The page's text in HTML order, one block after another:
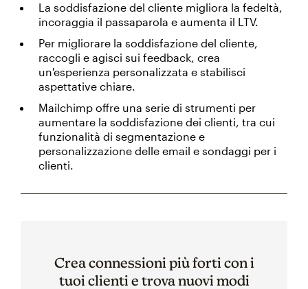
La soddisfazione del cliente migliora la fedeltà,
incoraggia il passaparola e aumenta il LTV.
Per migliorare la soddisfazione del cliente,
raccogli e agisci sui feedback, crea
un'esperienza personalizzata e stabilisci
aspettative chiare.
Mailchimp offre una serie di strumenti per
aumentare la soddisfazione dei clienti, tra cui
funzionalità di segmentazione e
personalizzazione delle email e sondaggi per i
clienti.
Crea connessioni più forti con i
tuoi clienti e trova nuovi modi